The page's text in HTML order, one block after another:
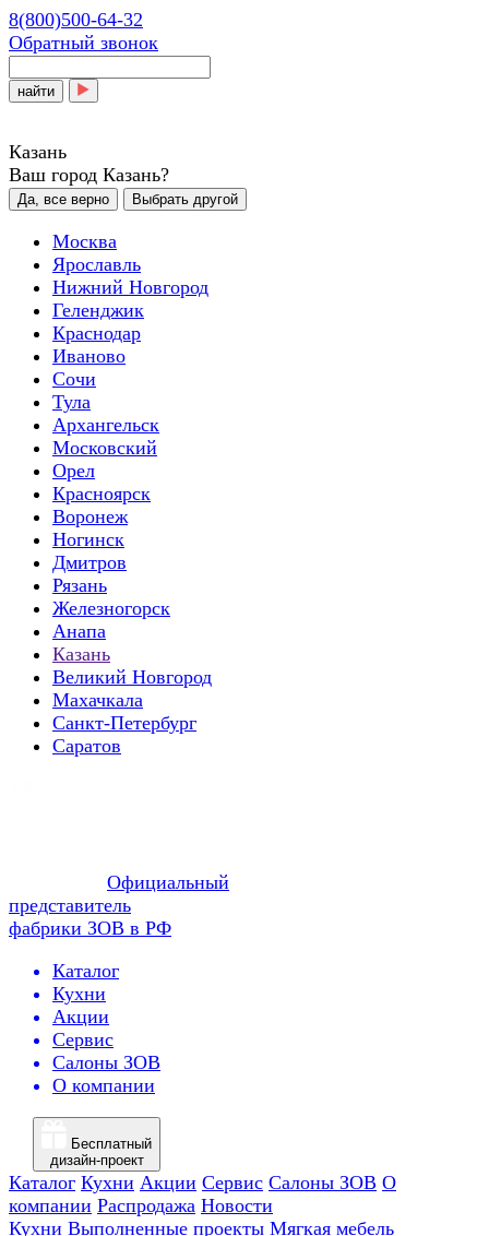
8(800)500-64-32
Обратный звонок
найти
Казань
Ваш город Казань?
Да, все верно Выбрать другой
Москва
Ярославль
Нижний Новгород
Геленджик
Краснодар
Иваново
Сочи
Тула
Архангельск
Московский
Орел
Красноярск
Воронеж
Ногинск
Дмитров
Рязань
Железногорск
Анапа
Казань
Великий Новгород
Махачкала
Санкт-Петербург
Саратов
Официальный
представитель
фабрики ЗОВ в РФ
Каталог
Кухни
Акции
Сервис
Салоны ЗОВ
О компании
Бесплатный
дизайн-проект
Каталог Кухни Акции Сервис Салоны ЗОВ О
компании Распродажа Новости
Кухни Выполненные проекты Мягкая мебель